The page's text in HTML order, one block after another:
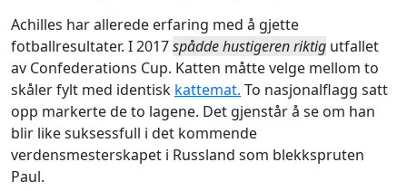
Achilles har allerede erfaring med å gjette
fotballresultater. I 2017spådde hustigeren riktig utfallet
av Confederations Cup. Katten måtte velge mellom to
skåler fylt med identisk kattemat. To nasjonalflagg satt
opp markerte de to lagene. Det gjenstår å se om han
blir like suksessfull i det kommende
verdensmesterskapet i Russland som blekkspruten
Paul.